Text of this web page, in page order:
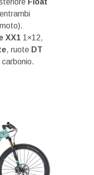
Float
XX1 1×12,
, ruote DT
carbonio.